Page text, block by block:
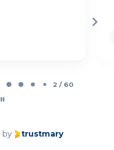
2 / 60
by trustmary